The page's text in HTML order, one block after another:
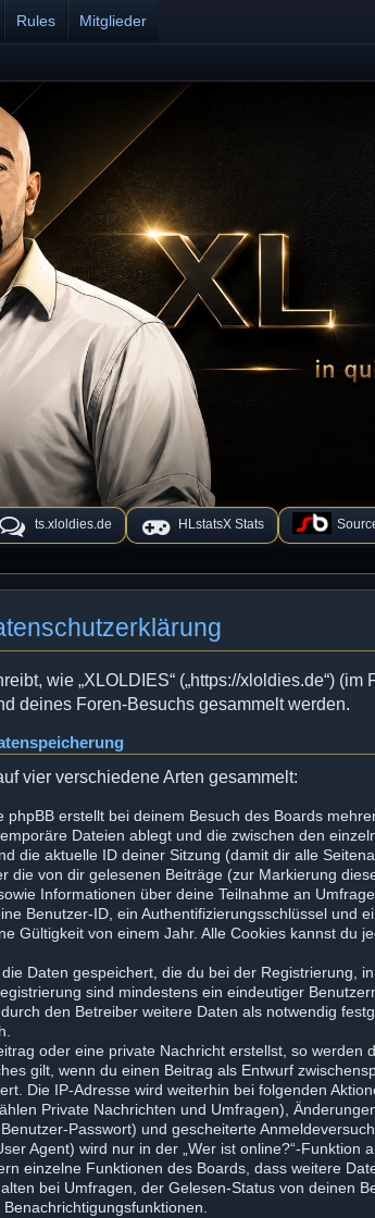
ts.xloldies.de HLstatsX Stats
Rules Mitglieder
wie „XLOLDIES“ („https://xloldies.de“) (im
deines Foren-Besuchs gesammelt werden.
vier verschiedene Arten gesammelt:
phpBB erstellt bei deinem Besuch des Boards
Dateien ablegt und die zwischen den
die aktuelle ID deiner Sitzung (damit dir alle
die von dir gelesenen Beiträge (zur Markierung
Informationen über deine Teilnahme an
Benutzer-ID, ein Authentifizierungsschlüssel und
Gültigkeit von einem Jahr. Alle Cookies kannst du
Daten gespeichert, die du bei der Registrierung,
sind mindestens ein eindeutiger
den Betreiber weitere Daten als notwendig
oder eine private Nachricht erstellst, so werden
gilt, wenn du einen Beitrag als Entwurf
Die IP-Adresse wird weiterhin bei folgenden
Private Nachrichten und Umfragen),
Passwort) und gescheiterte
Agent) wird nur in der „Wer ist online?“-Funktion
einzelne Funktionen des Boards, dass weitere
bei Umfragen, der Gelesen-Status von deinen